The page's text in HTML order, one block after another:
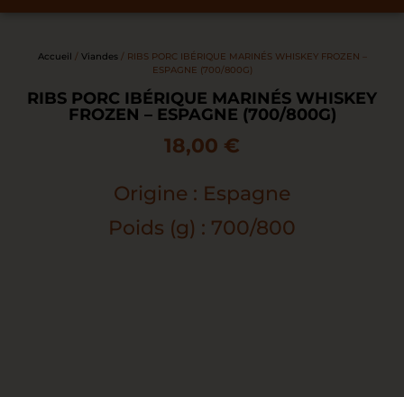
Accueil / Viandes/ RIBS PORC IBÉRIQUE MARINÉS WHISKEY FROZEN –
ESPAGNE (700/800G)
RIBS PORC IBÉRIQUE MARINÉS WHISKEY
FROZEN – ESPAGNE (700/800G)
18,00 €
Origine : Espagne
Poids (g) : 700/800